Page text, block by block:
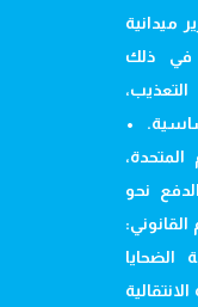
ميدانية
في ذلك
•
نحو
الضحايا